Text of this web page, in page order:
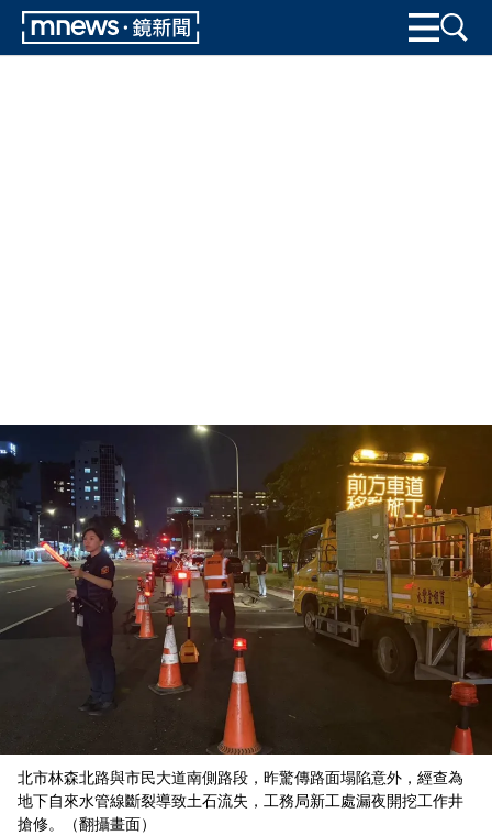
北市林森北路與市民大道南側路段，昨驚傳路面塌陷意外，經查為
地下自來水管線斷裂導致土石流失，工務局新工處漏夜開挖工作井
搶修。（翻攝畫面）